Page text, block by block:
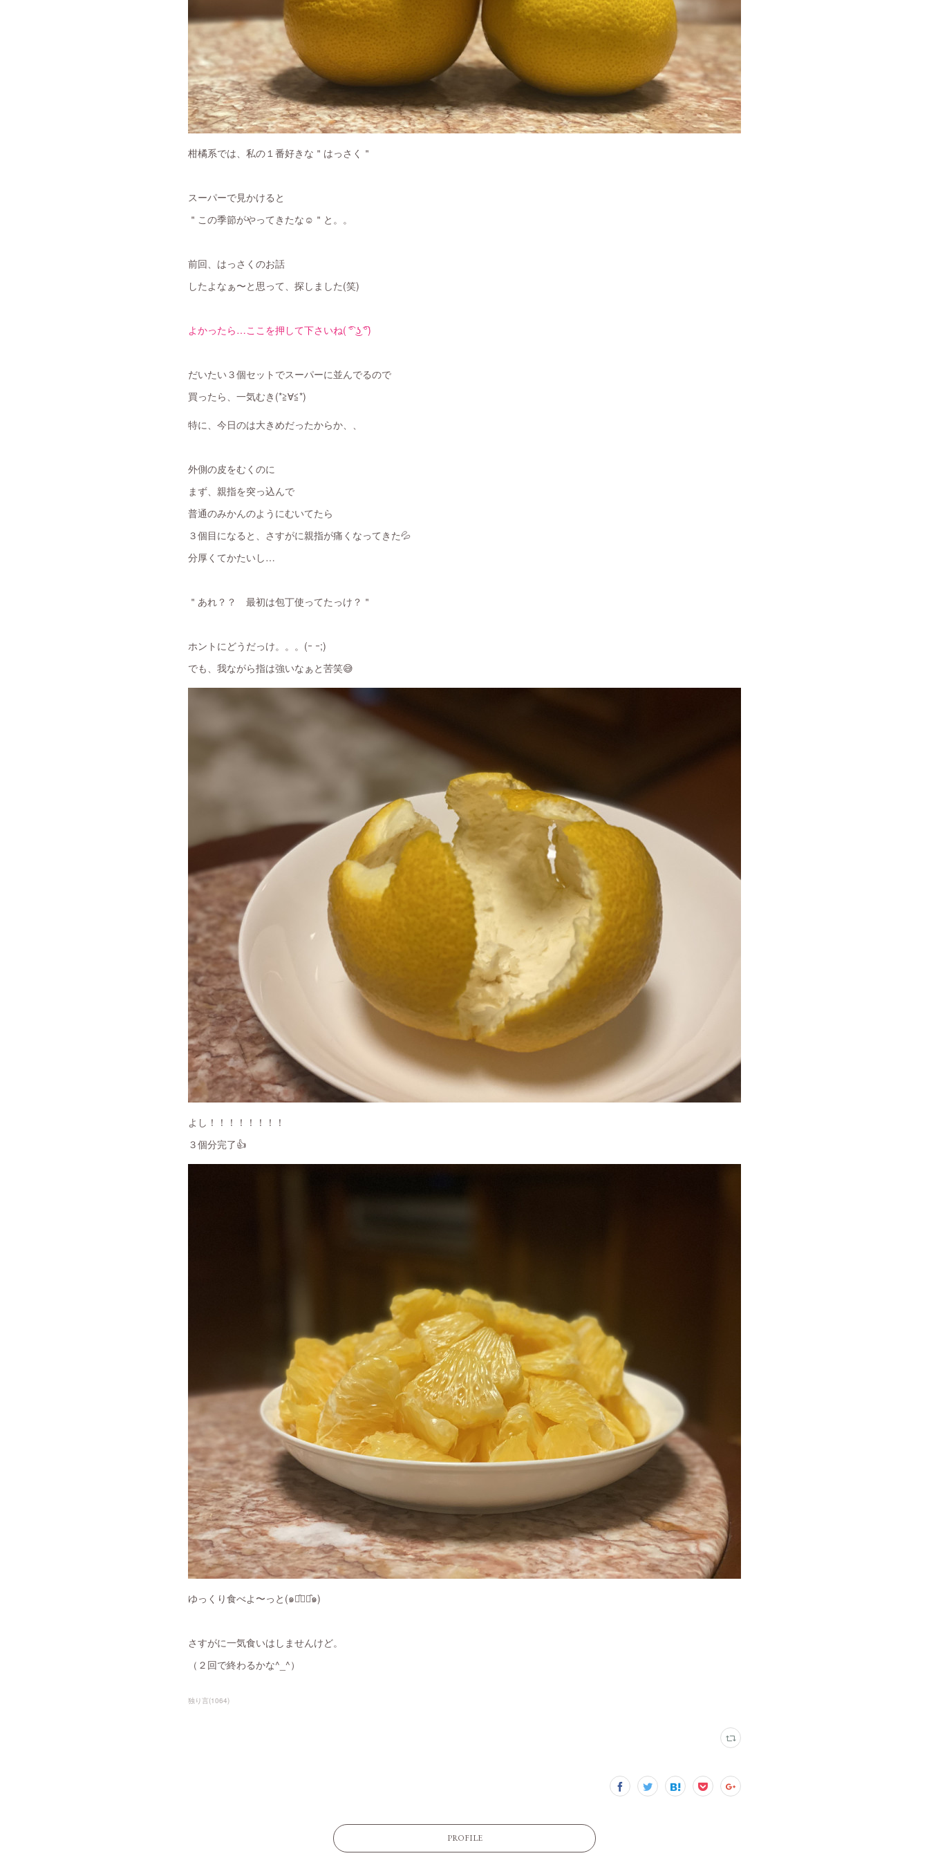
柑橘系では、私の１番好きな＂はっさく＂
スーパーで見かけると
＂この季節がやってきたな☺️＂と。。
前回、はっさくのお話
したよなぁ〜と思って、探しました(笑)
よかったら…ここを押して下さいね( ͡° ͜ʖ ͡°)
だいたい３個セットでスーパーに並んでるので
買ったら、一気むき(*≧∀≦*)
特に、今日のは大きめだったからか、、
外側の皮をむくのに
まず、親指を突っ込んで
普通のみかんのようにむいてたら
３個目になると、さすがに親指が痛くなってきた💦
分厚くてかたいし…
＂あれ？？ 最初は包丁使ってたっけ？＂
ホントにどうだっけ。。。(ｰ ｰ;)
でも、我ながら指は強いなぁと苦笑😅
よし！！！！！！！！
３個分完了👍
ゆっくり食べよ〜っと(๑･̑◡･̑๑)
さすがに一気食いはしませんけど。
（２回で終わるかな^_^）
独り言(1064)
PROFILE